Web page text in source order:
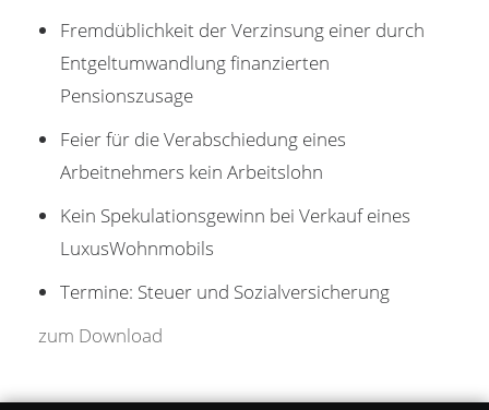
Fremdüblichkeit der Verzinsung einer durch
Entgeltumwandlung finanzierten
Pensionszusage
Feier für die Verabschiedung eines
Arbeitnehmers kein Arbeitslohn
Kein Spekulationsgewinn bei Verkauf eines
LuxusWohnmobils
Termine: Steuer und Sozialversicherung
zum Download